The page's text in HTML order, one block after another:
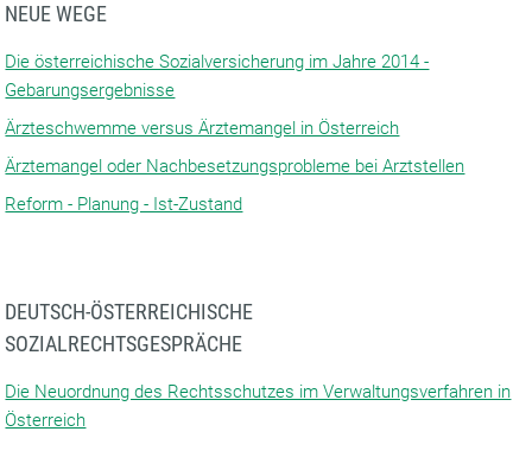
NEUE WEGE
Die österreichische Sozialversicherung im Jahre 2014 -
Gebarungsergebnisse
Ärzteschwemme versus Ärztemangel in Österreich
Ärztemangel oder Nachbesetzungsprobleme bei Arztstellen
Reform - Planung - Ist-Zustand
DEUTSCH-ÖSTERREICHISCHE
SOZIALRECHTSGESPRÄCHE
Die Neuordnung des Rechtsschutzes im Verwaltungsverfahren in
Österreich